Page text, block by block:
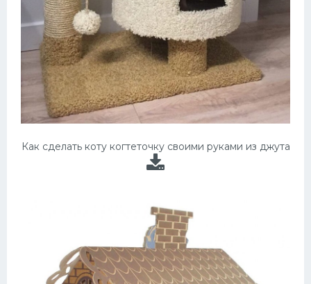
Как сделать коту когтеточку своими руками из джута